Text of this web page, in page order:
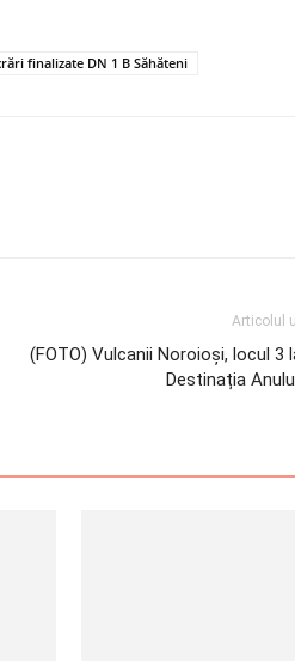
finalizate DN 1 B Săhăteni
Articolul
(FOTO) Vulcanii Noroioși, locul 3
Destinația